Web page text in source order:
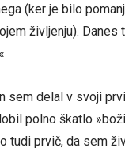
(ker je bilo
življenju). Danes
sem delal v svoji
polno škatlo
tudi prvič, da sem